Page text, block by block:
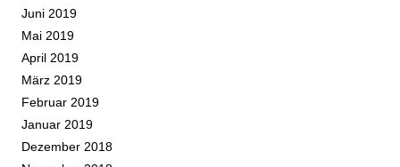
Juni 2019
Mai 2019
April 2019
März 2019
Februar 2019
Januar 2019
Dezember 2018